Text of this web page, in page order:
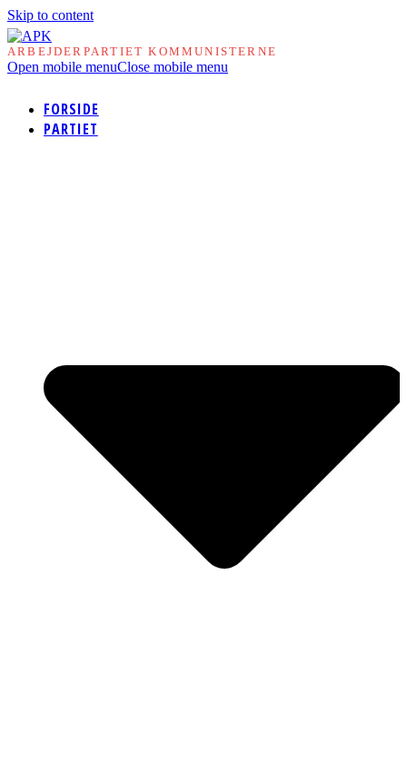
Skip to content
ARBEJDERPARTIET KOMMUNISTERNE
Open mobile menuClose mobile menu
FORSIDE
PARTIET